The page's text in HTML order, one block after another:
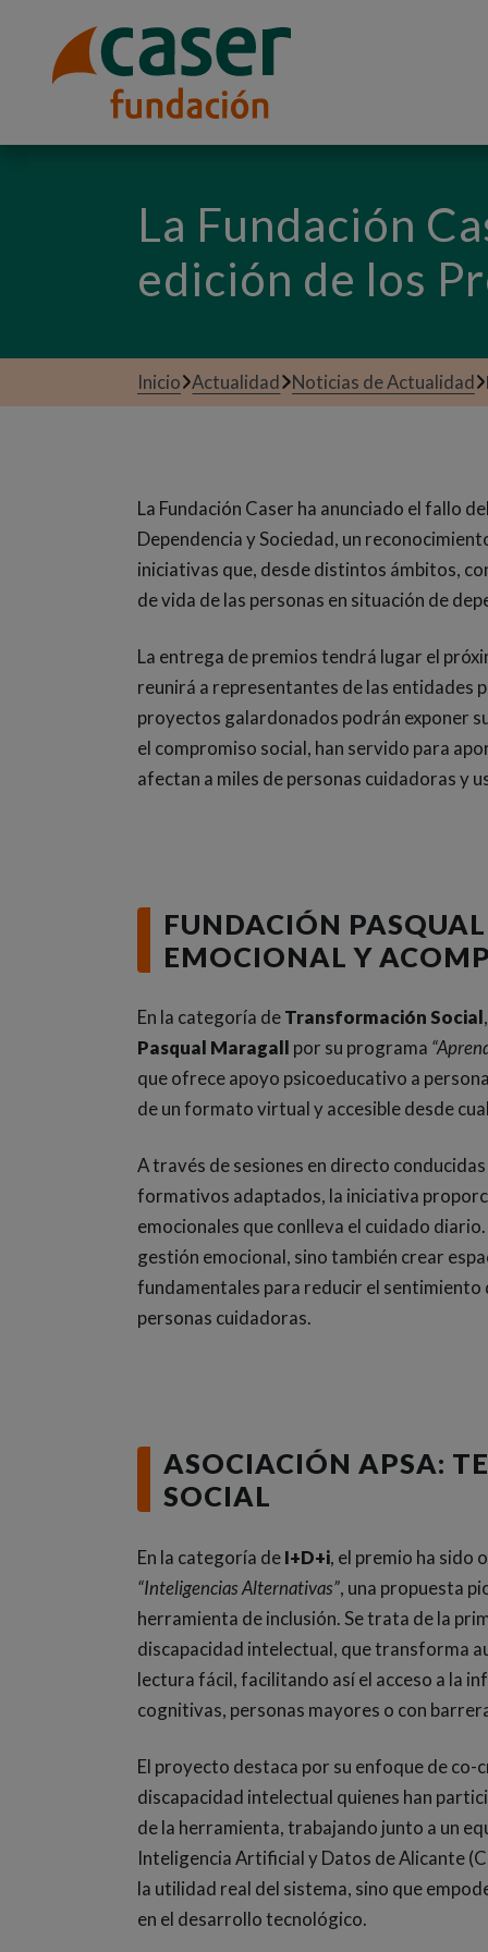
La Fundación
edición de los
Inicio Actualidad Noticias de Actualidad
La Fundación Caser ha anunciado el fallo
Dependencia y Sociedad, un
iniciativas que, desde distintos ámbitos,
de vida de las personas en situación de
La entrega de premios tendrá lugar el
reunirá a representantes de las entidades
proyectos galardonados podrán exponer
el compromiso social, han servido para
afectan a miles de personas cuidadoras y
FUNDACIÓN
EMOCIONAL Y
En la categoría deTransformación Social
Pasqual Maragall por su programa
que ofrece apoyo psicoeducativo a
de un formato virtual y accesible desde
A través de sesiones en directo
formativos adaptados, la iniciativa
emocionales que conlleva el cuidado
gestión emocional, sino también crear
fundamentales para reducir el sentimiento
personas cuidadoras.
ASOCIACIÓN APSA:
SOCIAL
En la categoría deI+D+i, el premio ha sido
“Inteligencias Alternativas”, una propuesta
herramienta de inclusión. Se trata de la
discapacidad intelectual, que transforma
lectura fácil, facilitando así el acceso a la
cognitivas, personas mayores o con
El proyecto destaca por su enfoque de co-
discapacidad intelectual quienes han
de la herramienta, trabajando junto a un
Inteligencia Artificial y Datos de Alicante
la utilidad real del sistema, sino que
en el desarrollo tecnológico.